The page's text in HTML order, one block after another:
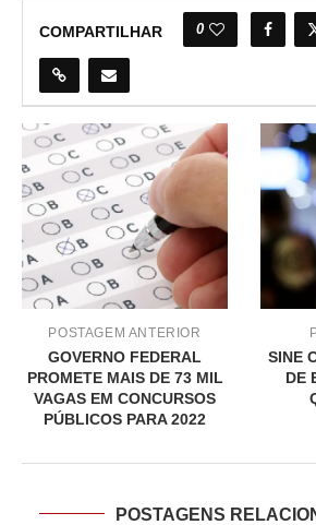
COMPARTILHAR 0
POSTAGEM ANTERIOR
GOVERNO FEDERAL
PROMETE MAIS DE 73 MIL
VAGAS EM CONCURSOS
PÚBLICOS PARA 2022
SINE
DE
POSTAGENS